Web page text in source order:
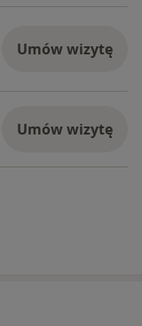
Umów wizytę
Umów wizytę